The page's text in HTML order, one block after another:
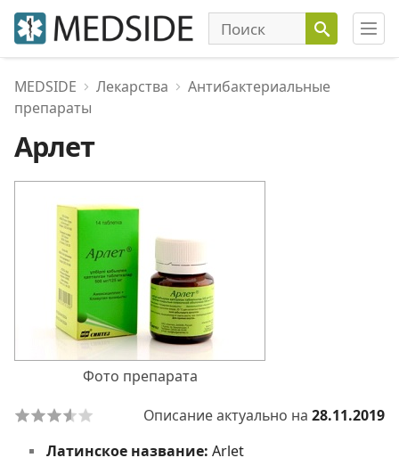
MEDSIDE Лекарства
Антибактериальные
препараты
Арлет
Фото препарата
Описание актуально на 28.11.2019
Латинское название: Arlet